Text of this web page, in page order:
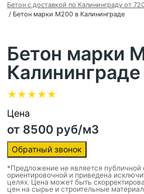
Бетон с доставкой по Калининграду от
/ Бетон марки М200 в Калининграде
Бетон марки
Калининграде
★ ★ ★ ★ ★
Цена
от 8500 руб/м3
Обратный звонок
*Предложение не является публичной
ориентировочной и приведена
целях. Цена может быть
цен на сырье и строительные